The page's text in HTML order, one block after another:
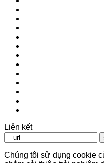
Liên kết
Chúng tôi sử dụng cookie